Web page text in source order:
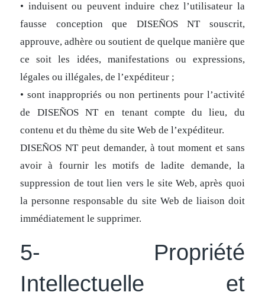
• induisent ou peuvent induire chez l’utilisateur la
fausse conception que DISEÑOS NT souscrit,
approuve, adhère ou soutient de quelque manière que
ce soit les idées, manifestations ou expressions,
légales ou illégales, de l’expéditeur ;
• sont inappropriés ou non pertinents pour l’activité
de DISEÑOS NT en tenant compte du lieu, du
contenu et du thème du site Web de l’expéditeur.
DISEÑOS NT peut demander, à tout moment et sans
avoir à fournir les motifs de ladite demande, la
suppression de tout lien vers le site Web, après quoi
la personne responsable du site Web de liaison doit
immédiatement le supprimer.
5- Propriété
Intellectuelle et